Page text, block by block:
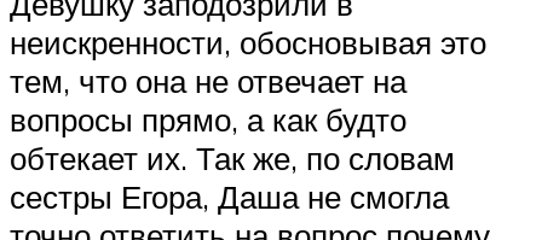
неискренности, обосновывая это
тем, что она не отвечает на
вопросы прямо, а как будто
обтекает их. Так же, по словам
сестры Егора, Даша не смогла